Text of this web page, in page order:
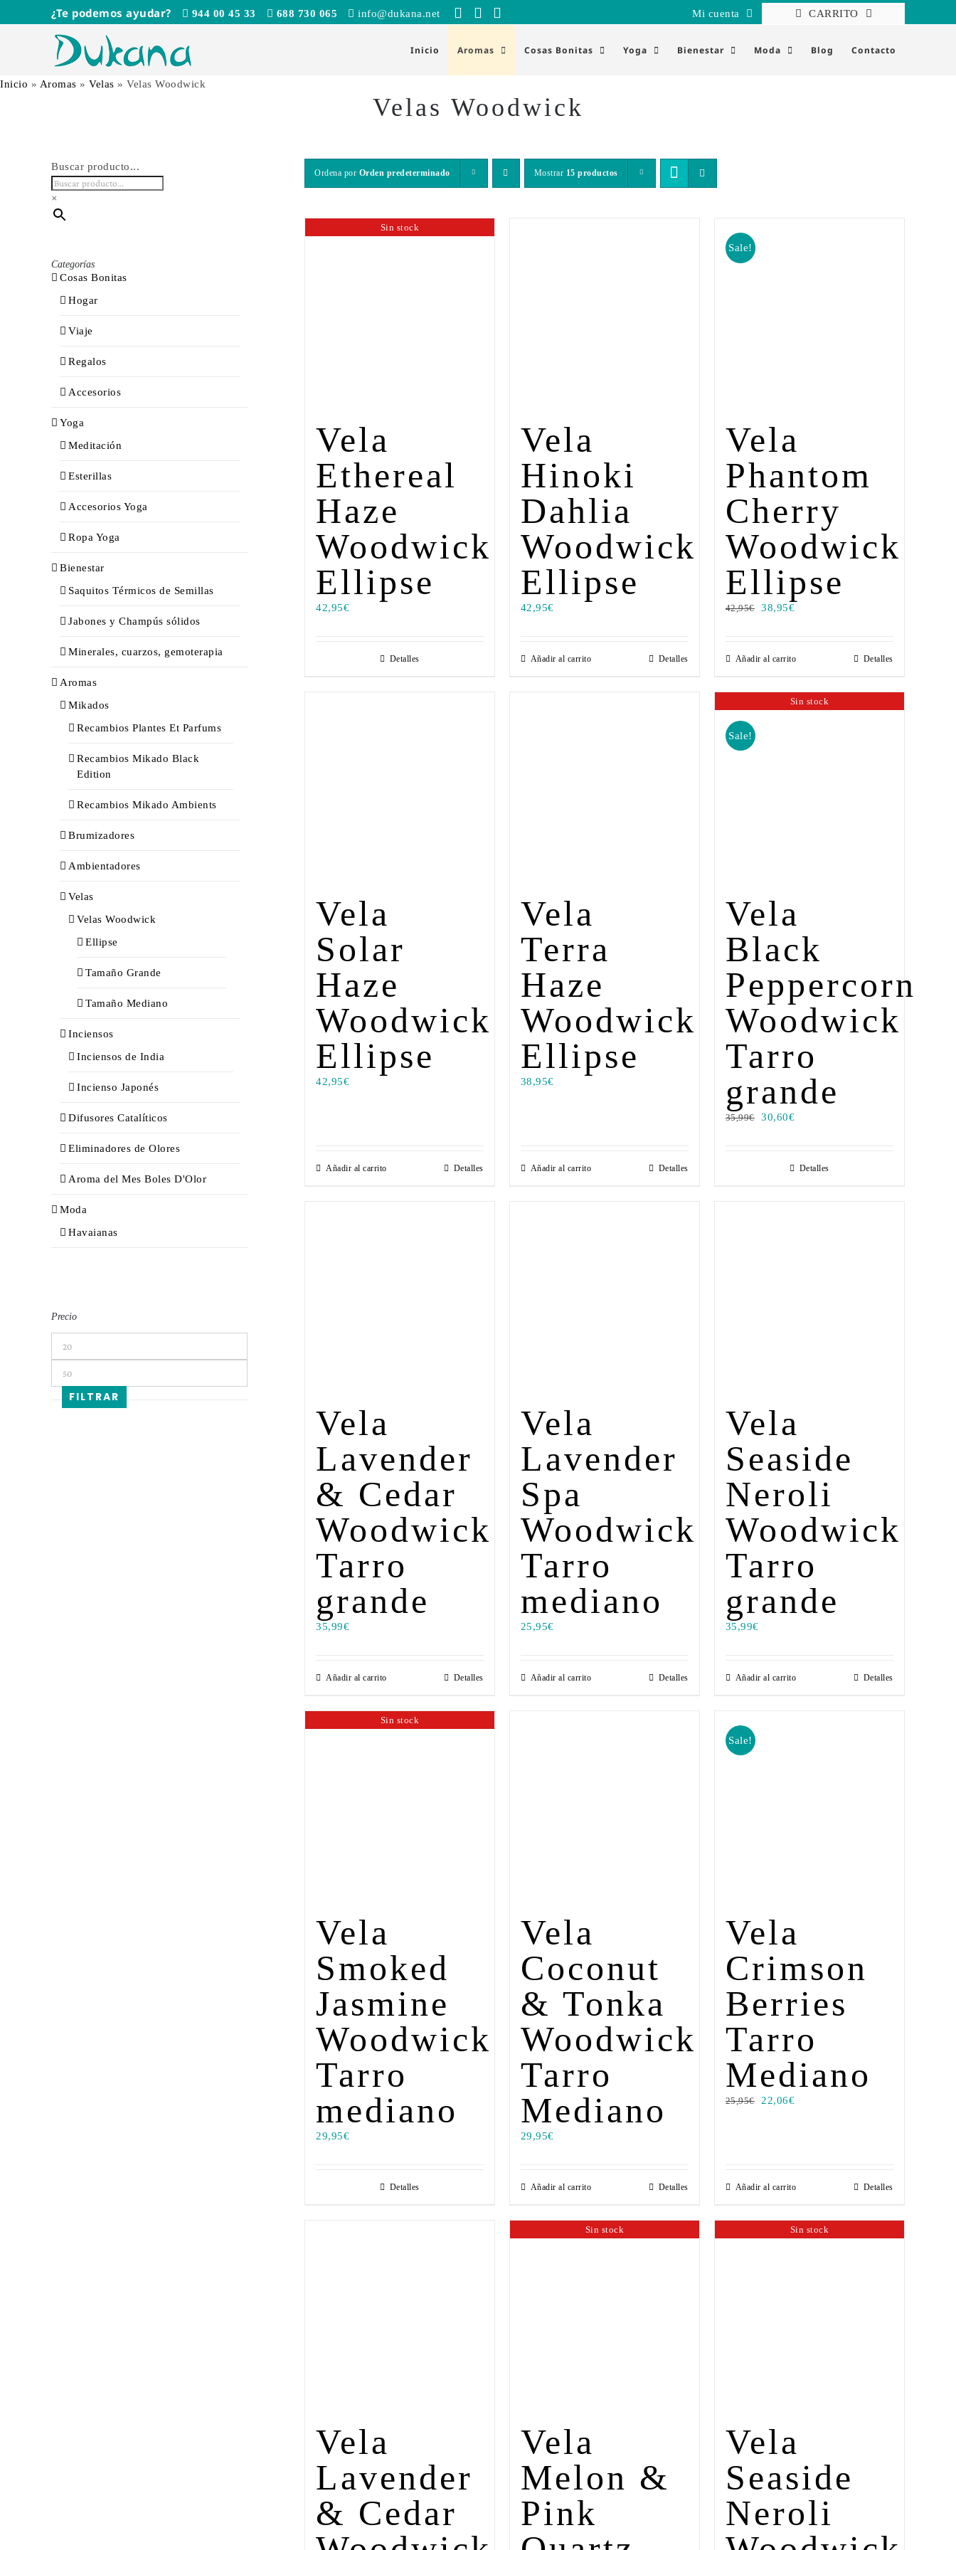
al
¿Te podemos ayudar? 944 00 45 33 688 730 065 info@dukana.net Mi cuenta CARRITO
Inicio Aromas Cosas Bonitas Yoga Bienestar Moda Blog Contacto
Inicio » Aromas » Velas » Velas Woodwick
Velas Woodwick
Ordena por Orden predeterminado Mostrar 15 productos
Sin stock
Vela
Ethereal
Haze
Woodwick
Ellipse
42,95€
Detalles
Vela
Hinoki
Dahlia
Woodwick
Ellipse
42,95€
Añadir al carrito Detalles
Sale!
Vela
Phantom
Cherry
Woodwick
Ellipse
42,95€ 38,95€
Añadir al carrito Detalles
Vela
Solar
Haze
Woodwick
Ellipse
42,95€
Añadir al carrito Detalles
Vela
Terra
Haze
Woodwick
Ellipse
38,95€
Añadir al carrito Detalles
Sin stock
Sale!
Vela
Black
Peppercorn
Woodwick
Tarro
grande
35,99€ 30,60€
Detalles
Vela
Lavender
& Cedar
Woodwick
Tarro
grande
35,99€
Añadir al carrito Detalles
Vela
Lavender
Spa
Woodwick
Tarro
mediano
25,95€
Añadir al carrito Detalles
Vela
Seaside
Neroli
Woodwick
Tarro
grande
35,99€
Añadir al carrito Detalles
Sin stock
Vela
Smoked
Jasmine
Woodwick
Tarro
mediano
29,95€
Detalles
Vela
Coconut
& Tonka
Woodwick
Tarro
Mediano
29,95€
Añadir al carrito Detalles
Sale!
Vela
Crimson
Berries
Tarro
Mediano
25,95€ 22,06€
Añadir al carrito Detalles
Vela
Lavender
& Cedar
Sin stock
Vela
Melon &
Pink
Sin stock
Vela
Seaside
Neroli
Buscar producto...
×
Categorías
Cosas Bonitas
Hogar
Viaje
Regalos
Accesorios
Yoga
Meditación
Esterillas
Accesorios Yoga
Ropa Yoga
Bienestar
Saquitos Térmicos de Semillas
Jabones y Champús sólidos
Minerales, cuarzos, gemoterapia
Aromas
Mikados
Recambios Plantes Et Parfums
Recambios Mikado Black
Edition
Recambios Mikado Ambients
Brumizadores
Ambientadores
Velas
Velas Woodwick
Ellipse
Tamaño Grande
Tamaño Mediano
Inciensos
Inciensos de India
Incienso Japonés
Difusores Catalíticos
Eliminadores de Olores
Aroma del Mes Boles D'Olor
Moda
Havaianas
Precio
FILTRAR